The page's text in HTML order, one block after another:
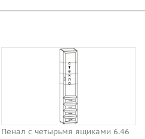
Пенал с четырьмя ящиками 6.46